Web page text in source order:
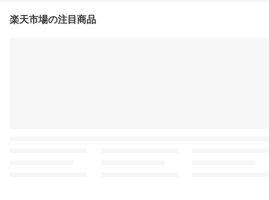
楽天市場の注目商品